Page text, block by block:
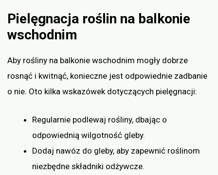
Pielęgnacja roślin na balkonie
wschodnim
Aby rośliny na balkonie wschodnim mogły dobrze
rosnąć i kwitnąć, konieczne jest odpowiednie zadbanie
o nie. Oto kilka wskazówek dotyczących pielęgnacji:
Regularnie podlewaj rośliny, dbając o
odpowiednią wilgotność gleby.
Dodaj nawóz do gleby, aby zapewnić roślinom
niezbędne składniki odżywcze.